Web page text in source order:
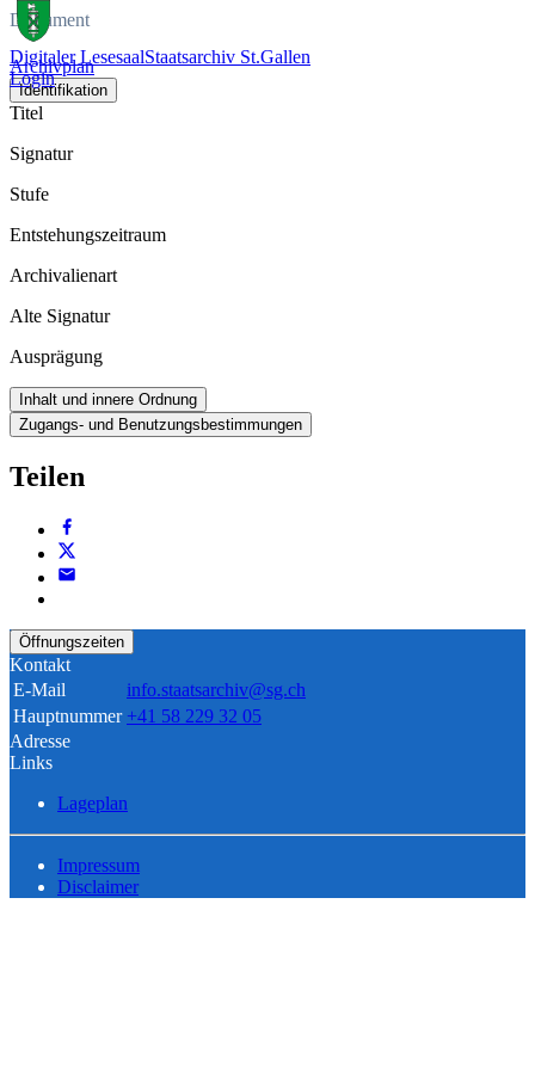
Digitaler LesesaalStaatsarchiv St.Gallen
Login
Dokument
Archivplan
Identifikation
Titel
Signatur
Stufe
Entstehungszeitraum
Archivalienart
Alte Signatur
Ausprägung
Inhalt und innere Ordnung
Zugangs- und Benutzungsbestimmungen
Teilen
Öffnungszeiten
Kontakt
E-Mail
info.staatsarchiv@sg.ch
Hauptnummer +41 58 229 32 05
Adresse
Links
Lageplan
Impressum
Disclaimer